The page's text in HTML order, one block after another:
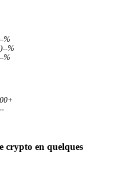
monnaie
%
--%
%
crypto en quelques